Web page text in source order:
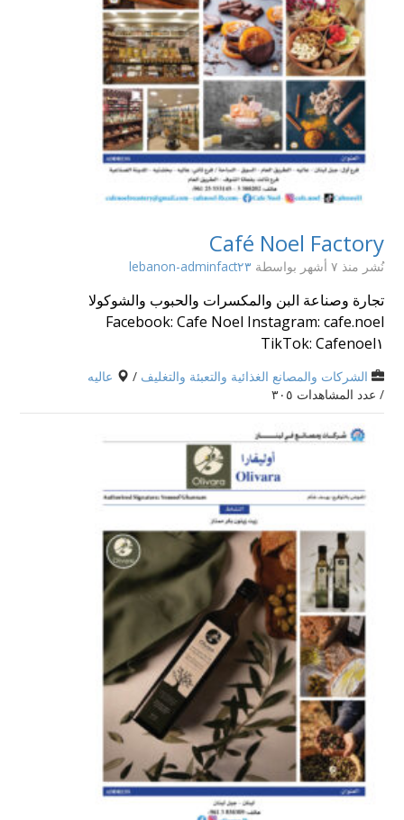
Café Noel Factory
نُشر منذ ٧ أشهر بواسطة lebanon-adminfact٢٣
تجارة وصناعة البن والمكسرات والحبوب والشوكولا
Facebook: Cafe Noel Instagram: cafe.noel
TikTok: Cafenoel١
الشركات والمصانع الغذائية والتعبئة والتغليف /
عاليه
/ عدد المشاهدات ٣٠٥